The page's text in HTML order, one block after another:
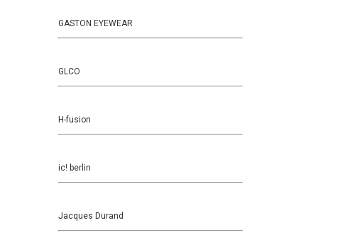
GASTON EYEWEAR
GLCO
H-fusion
ic! berlin
Jacques Durand